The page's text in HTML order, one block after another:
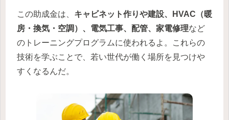
この助成金は、 キャビネット作りや建設、HVAC（暖
房・換気・空調）、電気工事、配管、家電修理など
のトレーニングプログラムに使われるよ。これらの
技術を学ぶことで、若い世代が働く場所を見つけや
すくなるんだ。